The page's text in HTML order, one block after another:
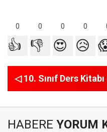
0 0 0 0
👍 👎 😍 😥
◁ 10. Sınıf Ders
HABERE YORUM